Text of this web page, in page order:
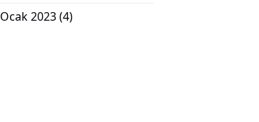
Ocak 2023(4)